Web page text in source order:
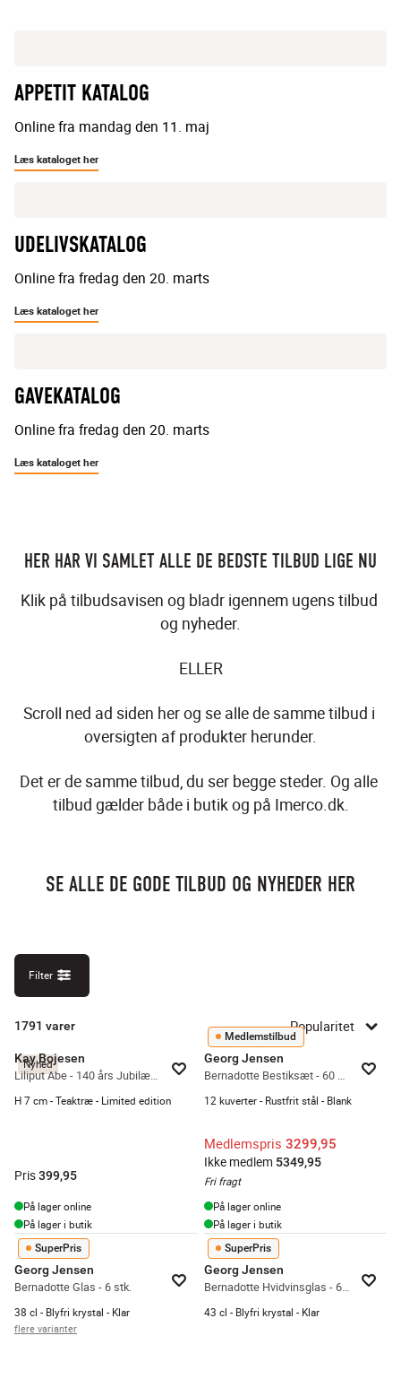
APPETIT KATALOG
Online fra mandag den 11. maj
Læs kataloget her
UDELIVSKATALOG
Online fra fredag den 20. marts
Læs kataloget her
GAVEKATALOG
Online fra fredag den 20. marts
Læs kataloget her
HER HAR VI SAMLET ALLE DE BEDSTE TILBUD LIGE NU
Klik på tilbudsavisen og bladr igennem ugens tilbud
og nyheder.
ELLER
Scroll ned ad siden her og se alle de samme tilbud i
oversigten af produkter herunder.
Det er de samme tilbud, du ser begge steder. Og alle
tilbud gælder både i butik og på Imerco.dk.
SE ALLE DE GODE TILBUD OG NYHEDER HER
Filter
1791 varer Popularitet
Nyhed
Kay Bojesen
Liliput Abe - 140 års Jubilæum
H 7 cm - Teaktræ - Limited edition
Pris399,95
På lager online
På lager i butik
Medlemstilbud
Georg Jensen
Bernadotte Bestiksæt - 60 dele
12 kuverter - Rustfrit stål - Blank
Medlemspris 3299,95
Ikke medlem 5349,95
Fri fragt
På lager online
På lager i butik
SuperPris
Georg Jensen
Bernadotte Glas - 6 stk.
38 cl - Blyfri krystal - Klar
flere varianter
SuperPris
Georg Jensen
Bernadotte Hvidvinsglas - 6 stk.
43 cl - Blyfri krystal - Klar